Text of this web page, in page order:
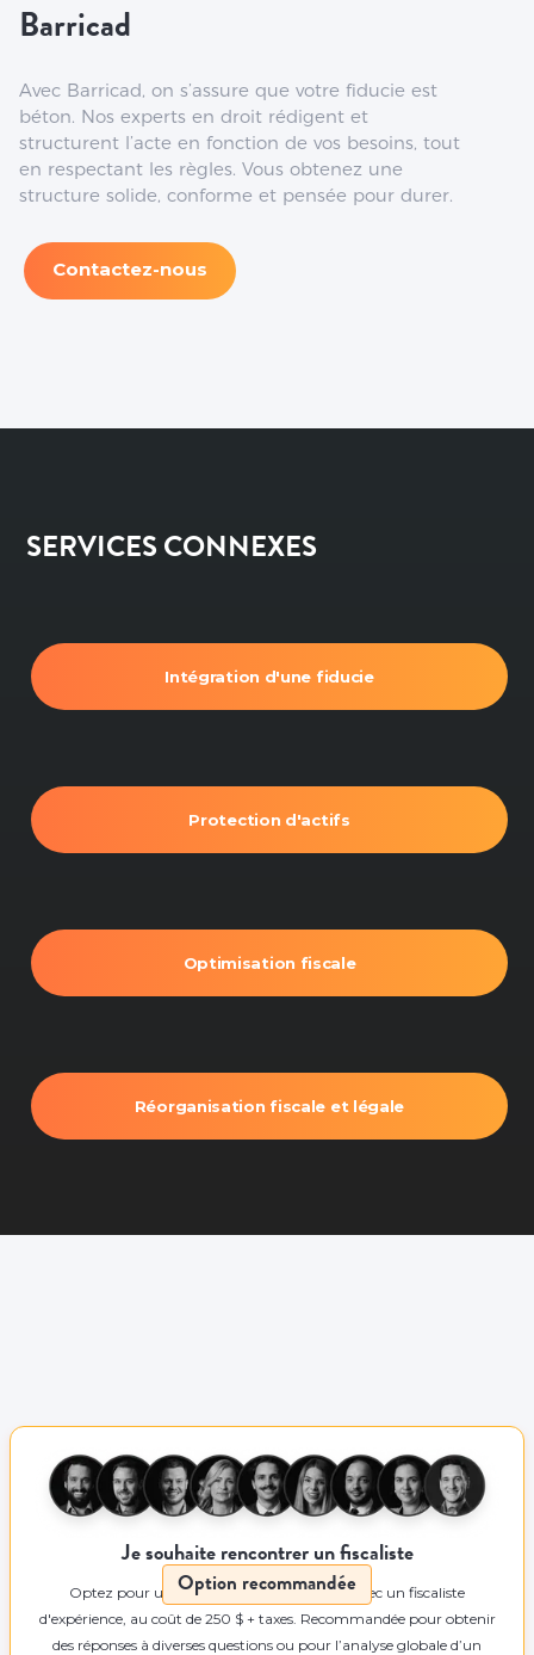
Barricad
Avec Barricad, on s’assure que votre fiducie est
béton. Nos experts en droit rédigent et
structurent l’acte en fonction de vos besoins, tout
en respectant les règles. Vous obtenez une
structure solide, conforme et pensée pour durer.
Contactez-nous
SERVICES CONNEXES
Intégration d'une fiducie
Protection d'actifs
Optimisation fiscale
Réorganisation fiscale et légale
Option recommandée
Je souhaite rencontrer un fiscaliste
Optez pour une rencontre de 55 minutes avec un fiscaliste
d'expérience, au coût de 250 $ + taxes. Recommandée pour obtenir
des réponses à diverses questions ou pour l’analyse globale d’un